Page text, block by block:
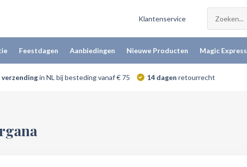
Klantenservice
Feestdagen Aanbiedingen Nieuwe Producten Magic Express
in NL bij besteding vanaf € 75 14 dagen retourrecht